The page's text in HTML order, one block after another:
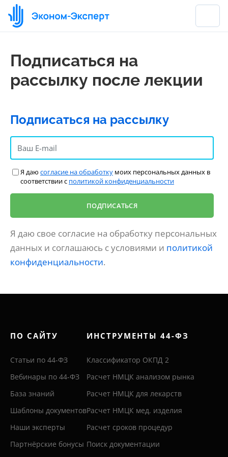
Подписаться на
рассылку после лекции
Подписаться на рассылку
Я даю согласие на обработку моих персональных данных в
соответствии с политикой конфиденциальности
Я даю свое согласие на обработку персональных
данных и соглашаюсь с условиями и политикой
конфиденциальности.
ПО САЙТУ
Статьи по 44-ФЗ
Вебинары по 44-ФЗ
База знаний
Шаблоны документов
Наши эксперты
Партнёрские бонусы
ИНСТРУМЕНТЫ 44-ФЗ
Классификатор ОКПД 2
Расчет НМЦК анализом рынка
Расчет НМЦК для лекарств
Расчет НМЦК мед. изделия
Расчет сроков процедур
Поиск документации